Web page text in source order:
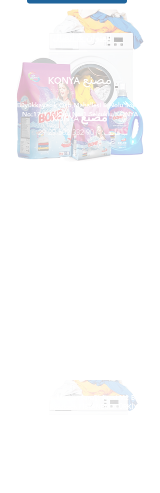
العنوان & اتصال
KONYAمصنع
Büyükkayacık Osb Mahallesi 8 Nolu Sokak
No:17/1 İç Kapı No:1 Selçuklu/KONYA
KONYAمصنع
هاتف:+90 332 502 29 29
İkitelli O.S.B. Mutsan Sanayi Sitesi M2 Blok
No:30-32 Başakşehir-İSTANBUL/TÜRKİYE